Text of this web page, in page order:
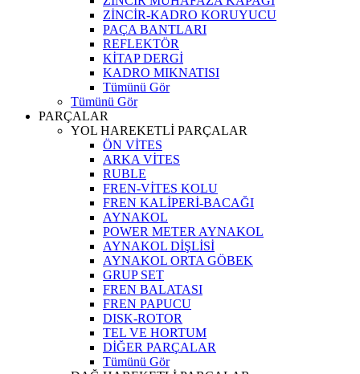
ZİNCİR-KADRO KORUYUCU
PAÇA BANTLARI
REFLEKTÖR
KİTAP DERGİ
KADRO MIKNATISI
Tümünü Gör
Tümünü Gör
PARÇALAR
YOL HAREKETLİ PARÇALAR
ÖN VİTES
ARKA VİTES
RUBLE
FREN-VİTES KOLU
FREN KALİPERİ-BACAĞI
AYNAKOL
POWER METER AYNAKOL
AYNAKOL DİŞLİSİ
AYNAKOL ORTA GÖBEK
GRUP SET
FREN BALATASI
FREN PAPUCU
DISK-ROTOR
TEL VE HORTUM
DİĞER PARÇALAR
Tümünü Gör